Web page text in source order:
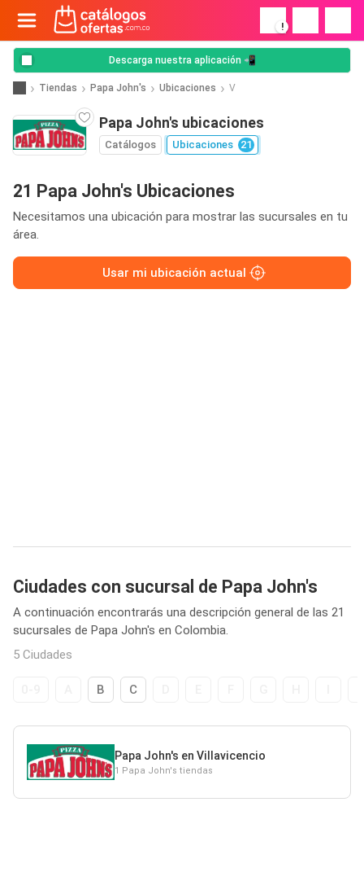
!
Descarga nuestra aplicación 📲
Tiendas Papa John's Ubicaciones V
Papa John's ubicaciones
Catálogos Ubicaciones 21
21 Papa John's Ubicaciones
Necesitamos una ubicación para mostrar las sucursales en tu
área.
Usar mi ubicación actual
Ciudades con sucursal de Papa John's
A continuación encontrarás una descripción general de las 21
sucursales de Papa John's en Colombia.
5 Ciudades
B C
Papa John's en Villavicencio
1 Papa John's tiendas